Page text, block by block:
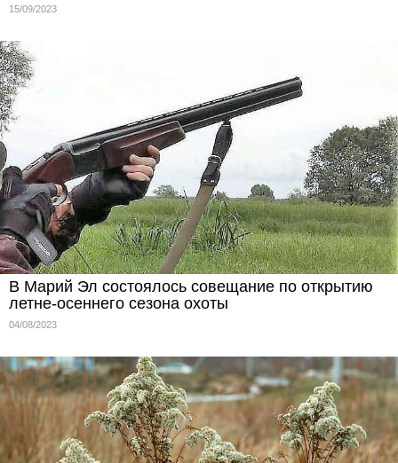
15/09/2023
В Марий Эл состоялось совещание по открытию
летне-осеннего сезона охоты
04/08/2023